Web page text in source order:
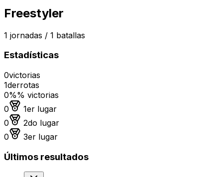
Freestyler
1 jornadas / 1 batallas
Estadísticas
0victorias
1derrotas
0%% victorias
0
Medalla de oro
1er lugar
0
Medalla de plata
2do lugar
0
Medalla de bronce
3er lugar
Últimos resultados